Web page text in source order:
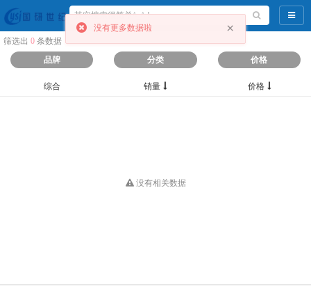
导航
筛选出 0 条数据
品牌
分类 价格
综合 销量 价格
没有相关数据
×
没有更多数据啦